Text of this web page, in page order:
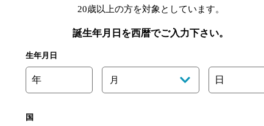
20歳以上の方を対象としています。
誕生年月日を西暦でご入力下さい。
生年月日
年 月 日
国